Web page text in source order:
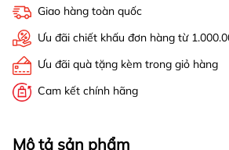
Giao hàng toàn quốc
Ưu đãi chiết khấu đơn hàng từ
Ưu đãi quà tặng kèm trong giỏ hàng
Cam kết chính hãng
Mô tả sản phẩm